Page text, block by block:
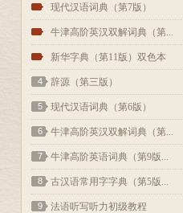
1 现代汉语词典（第7版）
2 牛津高阶英汉双解词典（第...
3 新华字典（第11版）双色本
4 辞源（第三版）
5 现代汉语词典（第6版）
6 牛津高阶英汉双解词典（第...
7 牛津高阶英语词典（第9版...
8 古汉语常用字字典（第5版...
9 法语听写听力初级教程